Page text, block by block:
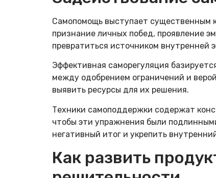
Самопомощь выступает существенным
признание личных побед, проявление
превратиться источником внутренней
Эффективная саморегуляция
между одобрением ограничений и
выявить ресурсы для их решения.
Техники самоподдержки содержат
чтобы эти упражнения были
негативный итог и укрепить
Как развить